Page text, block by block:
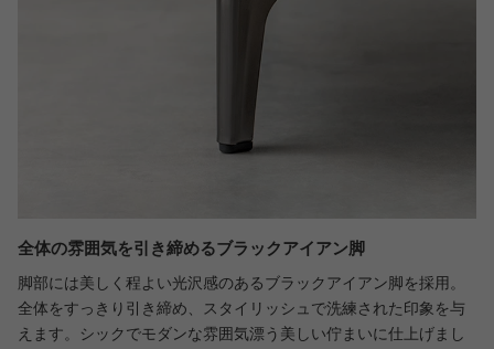
全体の雰囲気を引き締めるブラックアイアン脚
脚部には美しく程よい光沢感のあるブラックアイアン脚を採用。
全体をすっきり引き締め、スタイリッシュで洗練された印象を与
えます。シックでモダンな雰囲気漂う美しい佇まいに仕上げまし